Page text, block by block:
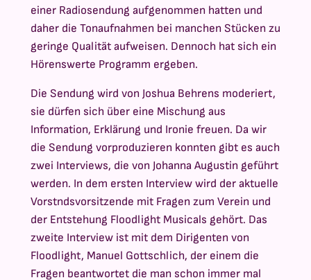
einer Radiosendung aufgenommen hatten und
daher die Tonaufnahmen bei manchen Stücken zu
geringe Qualität aufweisen. Dennoch hat sich ein
Hörenswerte Programm ergeben.
Die Sendung wird von Joshua Behrens moderiert,
sie dürfen sich über eine Mischung aus
Information, Erklärung und Ironie freuen. Da wir
die Sendung vorproduzieren konnten gibt es auch
zwei Interviews, die von Johanna Augustin geführt
werden. In dem ersten Interview wird der aktuelle
Vorstndsvorsitzende mit Fragen zum Verein und
der Entstehung Floodlight Musicals gehört. Das
zweite Interview ist mit dem Dirigenten von
Floodlight, Manuel Gottschlich, der einem die
Fragen beantwortet die man schon immer mal